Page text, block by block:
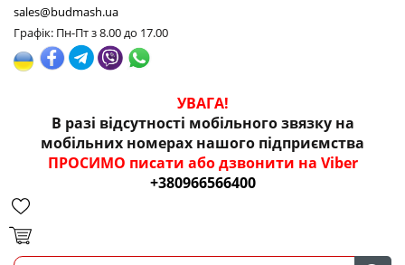
sales@budmash.ua
Графік: Пн-Пт з 8.00 до 17.00
УВАГА!
В разі відсутності мобільного звязку на
мобільних номерах нашого підприємства
ПРОСИМО писати або дзвонити на Viber
+380966566400